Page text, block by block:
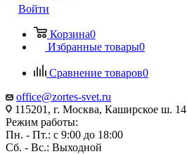
Войти
Корзина0
Избранные товары0
Сравнение товаров0
office@zortes-svet.ru
115201, г. Москва, Каширское ш. 14
Режим работы:
Пн. - Пт.: с 9:00 до 18:00
Сб. - Вс.: Выходной